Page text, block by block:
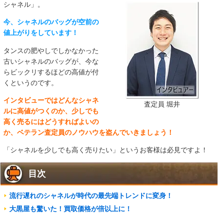
査定員 堀井
シャネル」。
今、シャネルのバッグが空前の
値上がりをしています！
タンスの肥やしでしかなかった
古いシャネルのバッグが、今な
らビックリするほどの高値が付
くというのです。
インタビューではどんなシャネ
ルに高値がつくのか、少しでも
高く売るにはどうすればよいの
か、ベテラン査定員のノウハウを盗んでいきましょう！
「シャネルを少しでも高く売りたい」というお客様は必見ですよ！
目次
流行遅れのシャネルが時代の最先端トレンドに変身！
大黒屋も驚いた！買取価格が倍以上に！